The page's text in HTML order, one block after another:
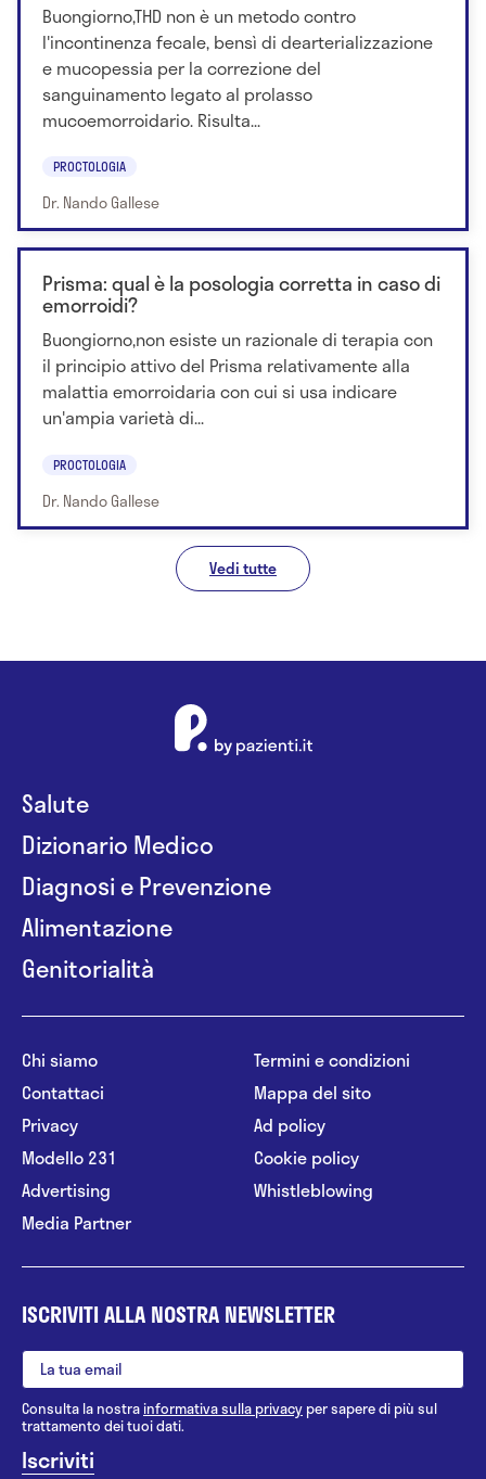
Buongiorno,THD non è un metodo contro
l'incontinenza fecale, bensì di dearterializzazione
e mucopessia per la correzione del
sanguinamento legato al prolasso
mucoemorroidario. Risulta...
PROCTOLOGIA
Dr. Nando Gallese
Prisma: qual è la posologia corretta in caso di
emorroidi?
Buongiorno,non esiste un razionale di terapia con
il principio attivo del Prisma relativamente alla
malattia emorroidaria con cui si usa indicare
un'ampia varietà di...
PROCTOLOGIA
Dr. Nando Gallese
Vedi tutte
Salute
Dizionario Medico
Diagnosi e Prevenzione
Alimentazione
Genitorialità
Chi siamo
Contattaci
Privacy
Modello 231
Advertising
Media Partner
Termini e condizioni
Mappa del sito
Ad policy
Cookie policy
Whistleblowing
ISCRIVITI ALLA NOSTRA NEWSLETTER
Consulta la nostrainformativa sulla privacy per sapere di più sul
trattamento dei tuoi dati.